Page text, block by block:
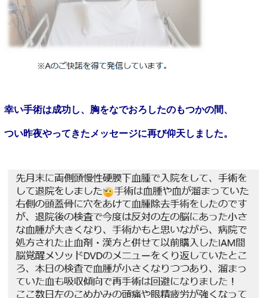
幸い手術は成功し、胸をなでおろしたのもつかの間、
つい昨夜やってきたメッセージに再び仰天しました。